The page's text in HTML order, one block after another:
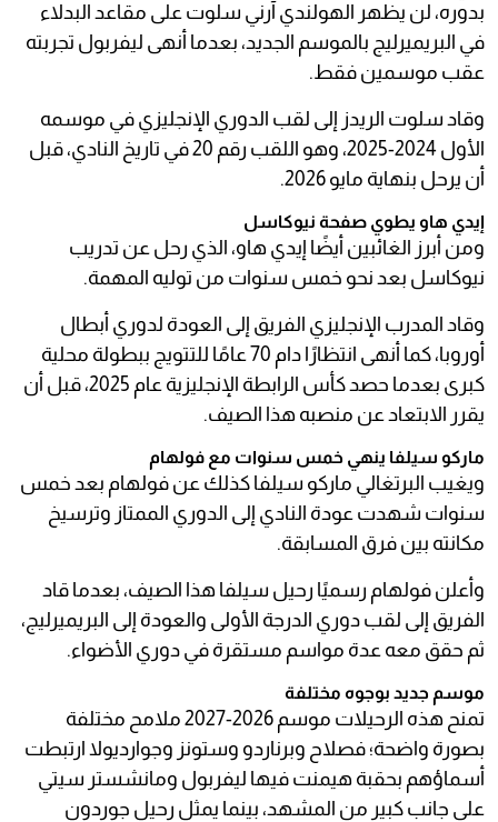
بدوره، لن يظهر الهولندي آرني سلوت على مقاعد البدلاء
في البريميرليج بالموسم الجديد، بعدما أنهى ليفربول تجربته
عقب موسمين فقط.
وقاد سلوت الريدز إلى لقب الدوري الإنجليزي في موسمه
الأول 2024-2025، وهو اللقب رقم 20 في تاريخ النادي، قبل
أن يرحل بنهاية مايو 2026.
إيدي هاو يطوي صفحة نيوكاسل
ومن أبرز الغائبين أيضًا إيدي هاو، الذي رحل عن تدريب
نيوكاسل بعد نحو خمس سنوات من توليه المهمة.
وقاد المدرب الإنجليزي الفريق إلى العودة لدوري أبطال
أوروبا، كما أنهى انتظارًا دام 70 عامًا للتتويج ببطولة محلية
كبرى بعدما حصد كأس الرابطة الإنجليزية عام 2025، قبل أن
يقرر الابتعاد عن منصبه هذا الصيف.
ماركو سيلفا ينهي خمس سنوات مع فولهام
ويغيب البرتغالي ماركو سيلفا كذلك عن فولهام بعد خمس
سنوات شهدت عودة النادي إلى الدوري الممتاز وترسيخ
مكانته بين فرق المسابقة.
وأعلن فولهام رسميًا رحيل سيلفا هذا الصيف، بعدما قاد
الفريق إلى لقب دوري الدرجة الأولى والعودة إلى البريميرليج،
ثم حقق معه عدة مواسم مستقرة في دوري الأضواء.
موسم جديد بوجوه مختلفة
تمنح هذه الرحيلات موسم 2026-2027 ملامح مختلفة
بصورة واضحة؛ فصلاح وبرناردو وستونز وجوارديولا ارتبطت
أسماؤهم بحقبة هيمنت فيها ليفربول ومانشستر سيتي
على جانب كبير من المشهد، بينما يمثل رحيل جوردون